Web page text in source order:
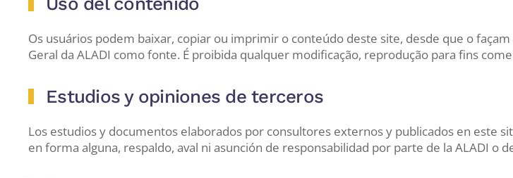
Os usuários podem baixar, copiar ou imprimir o conteúdo deste site, desde que o
Geral da ALADI como fonte. É proibida qualquer modificação, reprodução para fins
Estudios y opiniones de terceros
Los estudios y documentos elaborados por consultores externos y publicados en este
en forma alguna, respaldo, aval ni asunción de responsabilidad por parte de la ALADI o